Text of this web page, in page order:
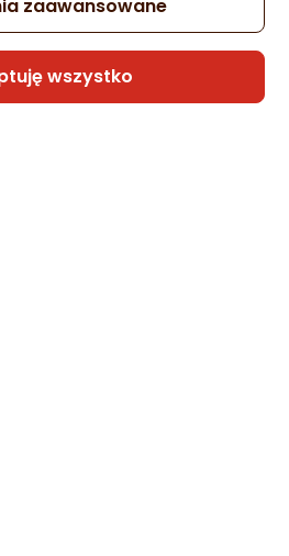
zaawansowane
wszystko